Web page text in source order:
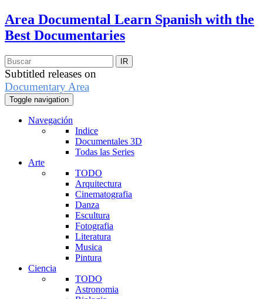
Area Documental Learn Spanish with the
Best Documentaries
Subtitled releases on
Documentary Area
Toggle navigation
Navegación
Indice
Documentales 3D
Todas las Series
Arte
TODO
Arquitectura
Cinematografia
Danza
Escultura
Fotografia
Literatura
Musica
Pintura
Ciencia
TODO
Astronomia